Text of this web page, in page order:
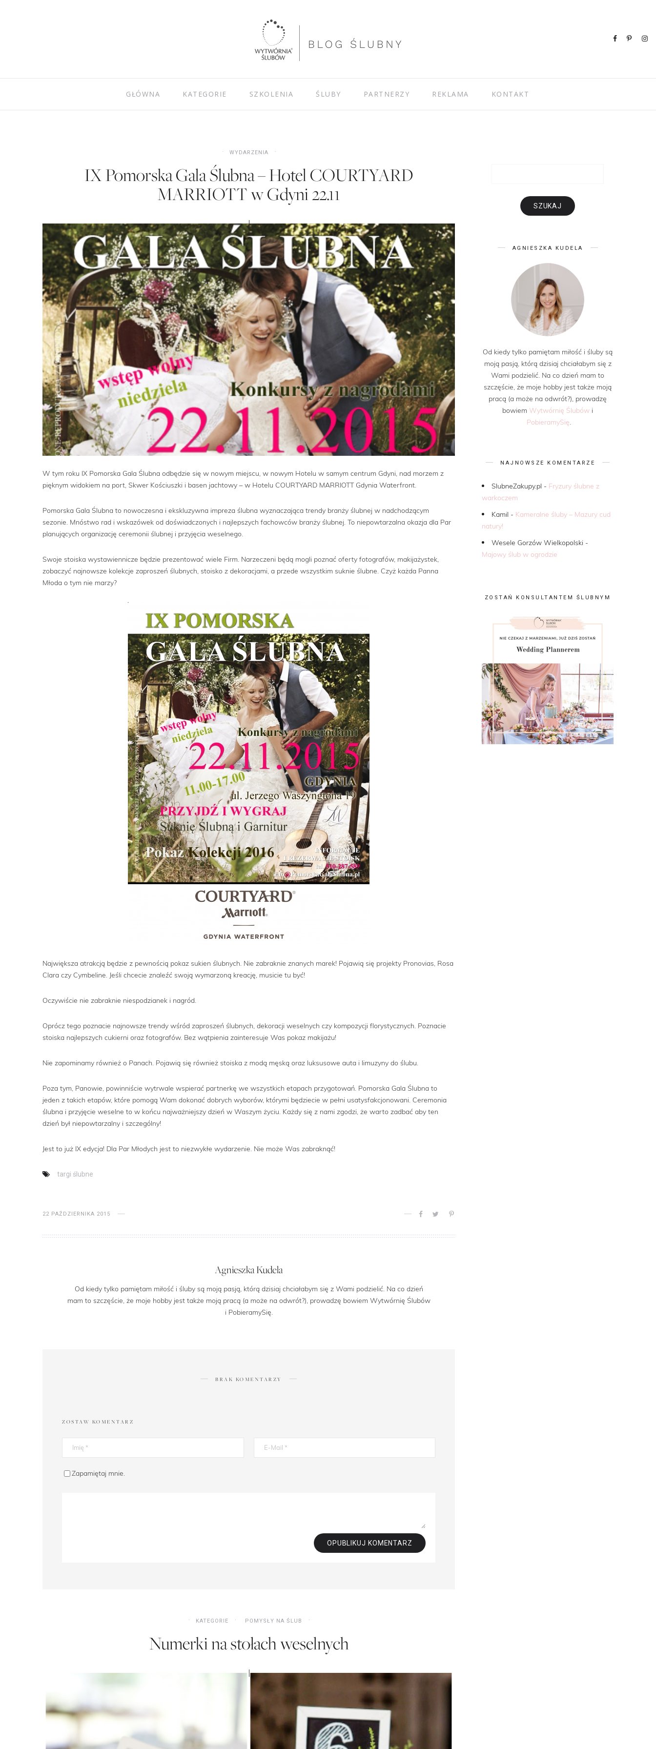
GŁÓWNA KATEGORIE SZKOLENIA ŚLUBY PARTNERZY REKLAMA KONTAKT
WYDARZENIA
IX Pomorska Gala Ślubna – Hotel COURTYARD
MARRIOTT w Gdyni 22.11
W tym roku IX Pomorska Gala Ślubna odbędzie się w nowym miejscu, w nowym Hotelu w samym centrum Gdyni, nad morzem z
pięknym widokiem na port, Skwer Kościuszki i basen jachtowy – w Hotelu COURTYARD MARRIOTT Gdynia Waterfront.
Pomorska Gala Ślubna to nowoczesna i ekskluzywna impreza ślubna wyznaczająca trendy branży ślubnej w nadchodzącym
sezonie. Mnóstwo rad i wskazówek od doświadczonych i najlepszych fachowców branży ślubnej. To niepowtarzalna okazja dla Par
planujących organizację ceremonii ślubnej i przyjęcia weselnego.
Swoje stoiska wystawiennicze będzie prezentować wiele Firm. Narzeczeni będą mogli poznać oferty fotografów, makijażystek,
zobaczyć najnowsze kolekcje zaproszeń ślubnych, stoisko z dekoracjami, a przede wszystkim suknie ślubne. Czyż każda Panna
Młoda o tym nie marzy?
Największa atrakcją będzie z pewnością pokaz sukien ślubnych. Nie zabraknie znanych marek! Pojawią się projekty Pronovias, Rosa
Clara czy Cymbeline. Jeśli chcecie znaleźć swoją wymarzoną kreację, musicie tu być!
Oczywiście nie zabraknie niespodzianek i nagród.
Oprócz tego poznacie najnowsze trendy wśród zaproszeń ślubnych, dekoracji weselnych czy kompozycji florystycznych. Poznacie
stoiska najlepszych cukierni oraz fotografów. Bez wątpienia zainteresuje Was pokaz makijażu!
Nie zapominamy również o Panach. Pojawią się również stoiska z modą męską oraz luksusowe auta i limuzyny do ślubu.
Poza tym, Panowie, powinniście wytrwale wspierać partnerkę we wszystkich etapach przygotowań. Pomorska Gala Ślubna to
jeden z takich etapów, które pomogą Wam dokonać dobrych wyborów, którymi będziecie w pełni usatysfakcjonowani. Ceremonia
ślubna i przyjęcie weselne to w końcu najważniejszy dzień w Waszym życiu. Każdy się z nami zgodzi, że warto zadbać aby ten
dzień był niepowtarzalny i szczególny!
Jest to już IX edycja! Dla Par Młodych jest to niezwykłe wydarzenie. Nie może Was zabraknąć!
targi ślubne
22 PAŹDZIERNIKA 2015
Agnieszka Kudela
Od kiedy tylko pamiętam miłość i śluby są moją pasją, którą dzisiaj chciałabym się z Wami podzielić. Na co dzień
mam to szczęście, że moje hobby jest także moją pracą (a może na odwrót?), prowadzę bowiem Wytwórnię Ślubów
i PobieramySię.
BRAK KOMENTARZY
ZOSTAW KOMENTARZ
Zapamiętaj mnie.
KATEGORIE POMYSŁY NA ŚLUB
Numerki na stołach weselnych
AGNIESZKA KUDELA
Od kiedy tylko pamiętam miłość i śluby są
moją pasją, którą dzisiaj chciałabym się z
Wami podzielić. Na co dzień mam to
szczęście, że moje hobby jest także moją
pracą (a może na odwrót?), prowadzę
bowiem Wytwórnię Ślubów i
PobieramySię
NAJNOWSZE KOMENTARZE
SlubneZakupy.pl - Fryzury ślubne z
warkoczem
Kamil - Kameralne śluby – Mazury cud
natury!
Wesele Gorzów Wielkopolski -
Majowy ślub w ogrodzie
ZOSTAŃ KONSULTANTEM ŚLUBNYM